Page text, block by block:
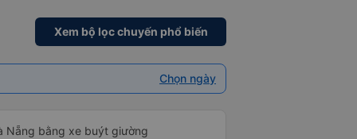
Xem bộ lọc chuyến phổ biến
Chọn ngày
Nẵng bằng xe buýt giường